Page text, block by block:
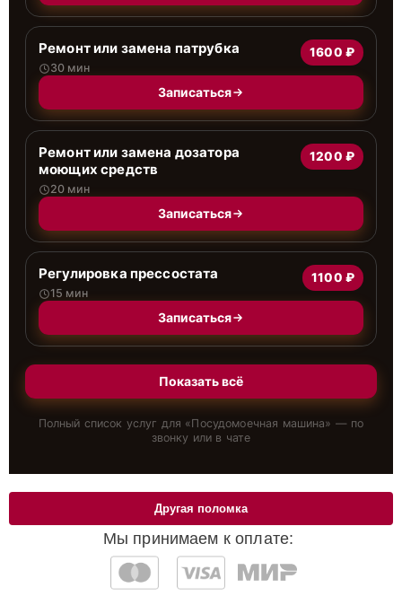
Ремонт или замена патрубка
30 мин
1600 ₽
Записаться
Ремонт или замена дозатора
моющих средств
20 мин
1200 ₽
Записаться
Регулировка прессостата
15 мин
1100 ₽
Записаться
Показать всё
Полный список услуг для «Посудомоечная машина» — по
звонку или в чате
Мы принимаем к оплате:
Другая поломка